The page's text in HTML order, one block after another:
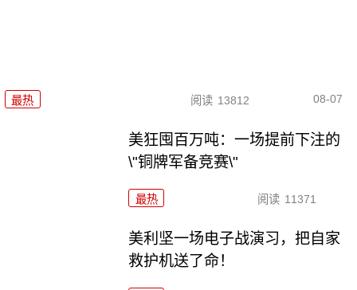
最热 阅读 13812 08-07
美狂囤百万吨：一场提前下注的
\"铜牌军备竞赛\"
最热 阅读 11371
美利坚一场电子战演习，把自家
救护机送了命！